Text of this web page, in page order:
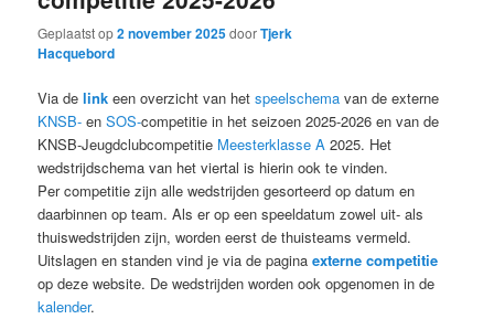
Geplaatst op2 november 2025doorTjerk
Hacquebord
Via delink een overzicht van hetspeelschema van de externe
KNSB- enSOS-competitie in het seizoen 2025-2026 en van de
KNSB-Jeugdclubcompetitie Meesterklasse A 2025. Het
wedstrijdschema van het viertal is hierin ook te vinden.
Per competitie zijn alle wedstrijden gesorteerd op datum en
daarbinnen op team. Als er op een speeldatum zowel uit- als
thuiswedstrijden zijn, worden eerst de thuisteams vermeld.
Uitslagen en standen vind je via de paginaexterne competitie
op deze website. De wedstrijden worden ook opgenomen in de
kalender.